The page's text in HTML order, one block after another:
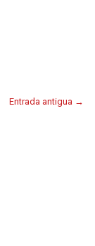
Entrada antigua →